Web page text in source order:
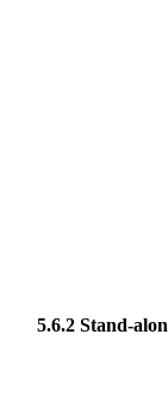
5.6.2 Stand-